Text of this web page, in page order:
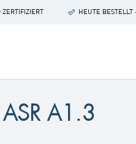
ZERTIFIZIERT HEUTE BESTELLT
A1.3